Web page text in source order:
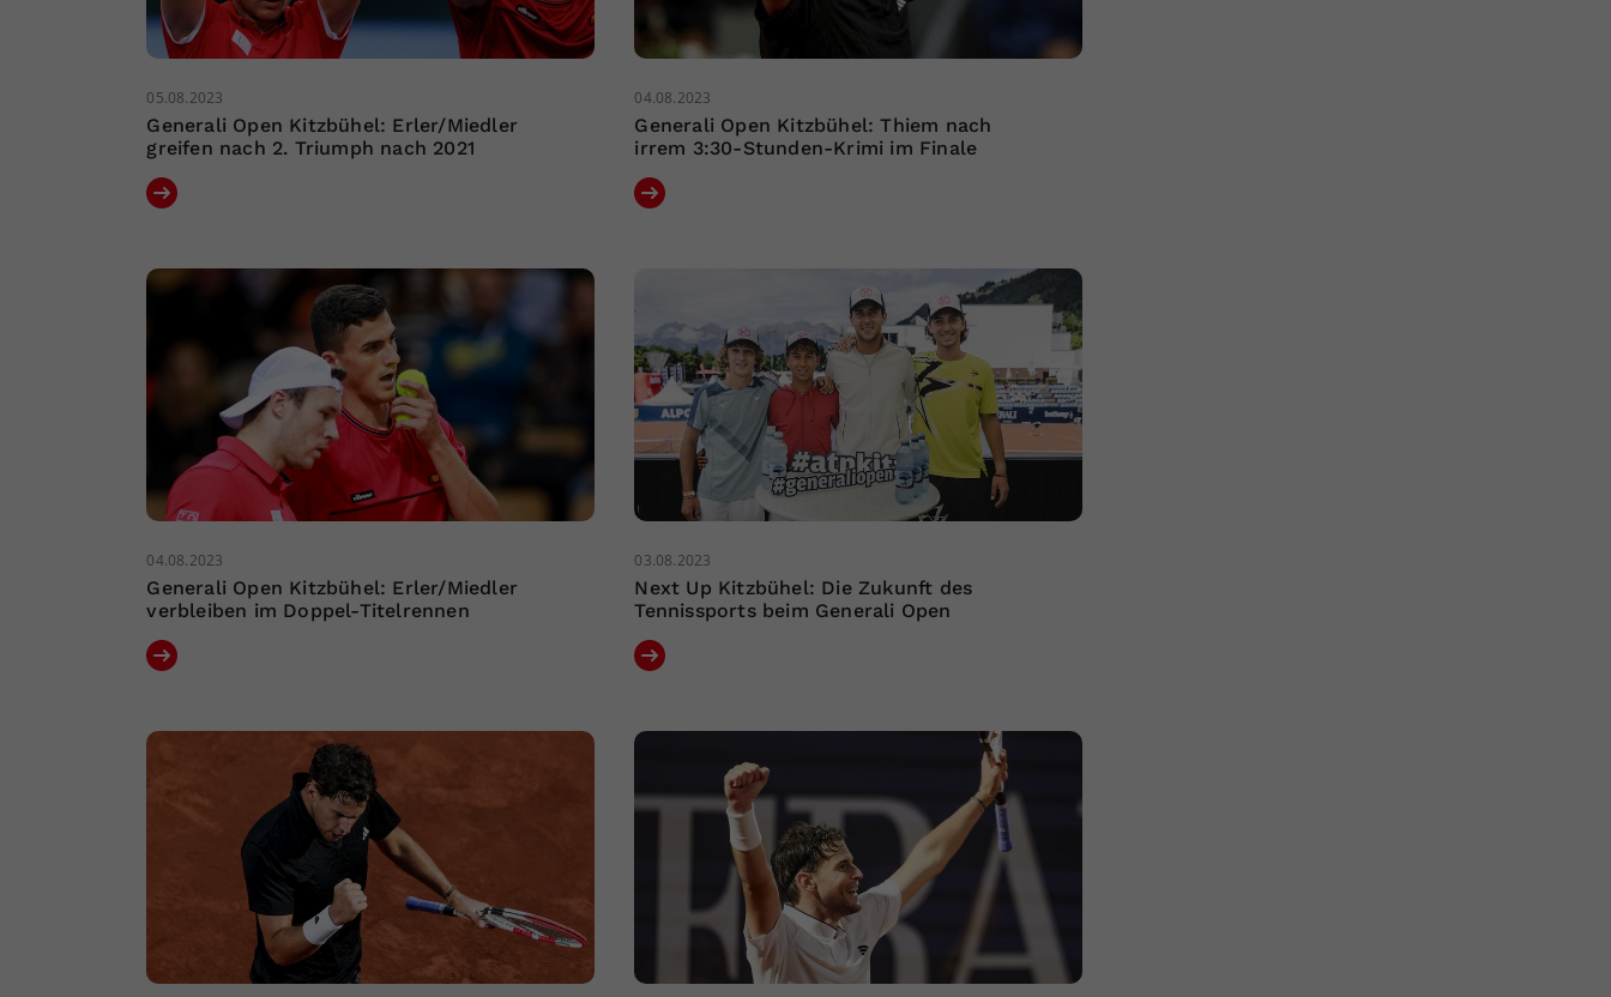
05.08.2023
Generali Open Kitzbühel: Erler/Miedler
greifen nach 2. Triumph nach 2021
04.08.2023
Generali Open Kitzbühel: Thiem nach
irrem 3:30-Stunden-Krimi im Finale
04.08.2023
Generali Open Kitzbühel: Erler/Miedler
verbleiben im Doppel-Titelrennen
03.08.2023
Next Up Kitzbühel: Die Zukunft des
Tennissports beim Generali Open